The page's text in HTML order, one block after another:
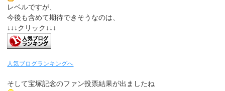
レベルですが、
今後も含めて期待できそうなのは、
↓↓↓クリック↓↓↓
人気ブログランキングへ
そして宝塚記念のファン投票結果が出ましたね